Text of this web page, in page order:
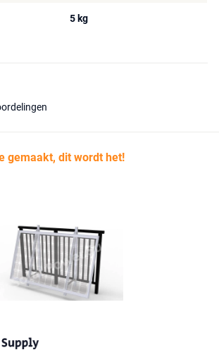
5 kg
gemaakt, dit wordt het!